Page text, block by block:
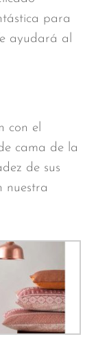
para
ayudará al
con el
cama de la
de sus
nuestra